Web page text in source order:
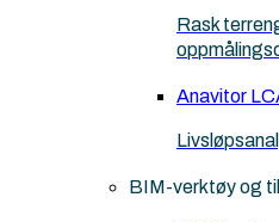
Rask
Anavitor
BIM-verktøy og